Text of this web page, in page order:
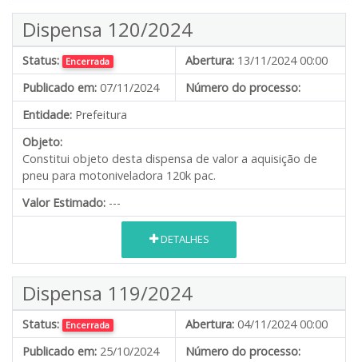
Dispensa 120/2024
Status: Encerrada Abertura: 13/11/2024 00:00
Publicado em: 07/11/2024
Número do processo:
Entidade: Prefeitura
Objeto:
Constitui objeto desta dispensa de valor a aquisição de
pneu para motoniveladora 120k pac.
Valor Estimado: ---
DETALHES
Dispensa 119/2024
Status: Encerrada Abertura: 04/11/2024 00:00
Publicado em: 25/10/2024
Número do processo: